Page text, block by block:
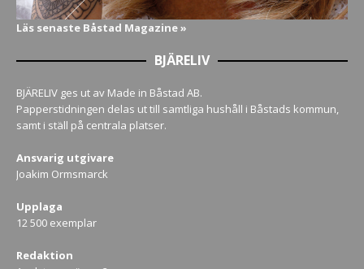
Läs senaste Båstad Magazine »
BJÄRELIV
BJÄRELIV ges ut av Made in Båstad AB.
Papperstidningen delas ut till samtliga hushåll i Båstads kommun,
samt i ställ på centrala platser.
Ansvarig utgivare
Joakim Ormsmarck
Upplaga
12 500 exemplar
Redaktion